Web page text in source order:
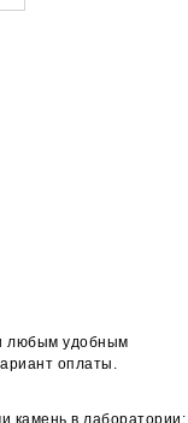
любым удобным
оплаты.
камень в лаборатории: